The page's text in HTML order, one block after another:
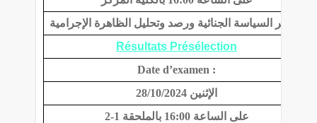
ماستر السياسة الجنائية ورصد وتحليل الظاهرة الإجرامية
Résultats Présélection
Date d’examen :
الإثنين 28/10/2024
على الساعة 16:00 بالملحقة 1-2